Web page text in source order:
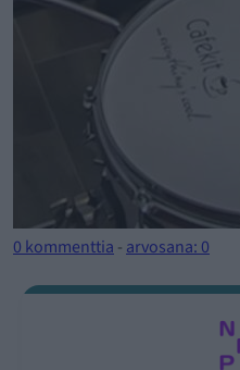
0 kommenttia - arvosana: 0